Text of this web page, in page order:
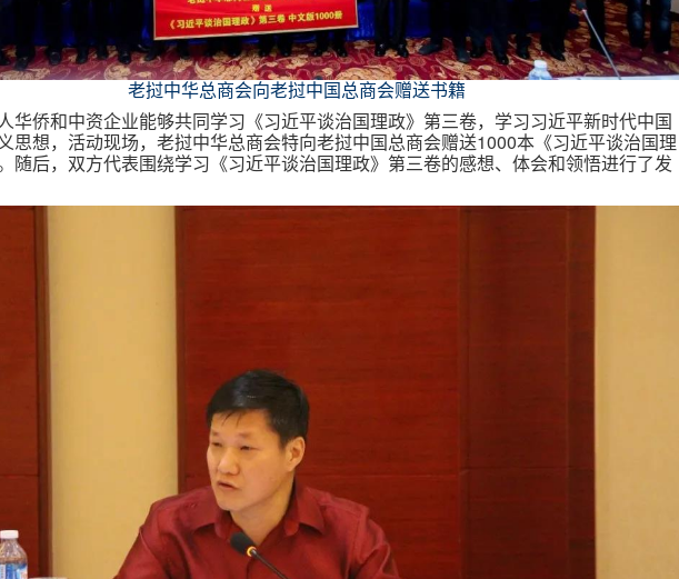
老挝中华总商会向老挝中国总商会赠送书籍
华侨和中资企业能够共同学习《习近平谈治国理政》第三卷，学习习近平新时代中国
思想，活动现场，老挝中华总商会特向老挝中国总商会赠送1000本《习近平谈治国理
随后，双方代表围绕学习《习近平谈治国理政》第三卷的感想、体会和领悟进行了发